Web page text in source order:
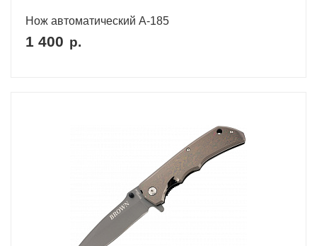
Нож автоматический A-185
1 400 р.